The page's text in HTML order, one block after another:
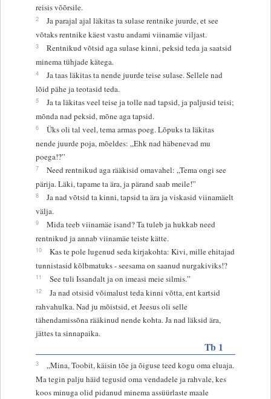
reisis võõrsile.
2
Ja parajal ajal läkitas ta sulase rentnike juurde, et see
võtaks rentnike käest vastu andami viinamäe viljast.
3
Rentnikud võtsid aga sulase kinni, peksid teda ja saatsid
minema tühjade kätega.
4
Ja taas läkitas ta nende juurde teise sulase. Sellele nad
lõid pähe ja teotasid teda.
5
Ja ta läkitas veel teise ja tolle nad tapsid, ja paljusid teisi;
mõnda nad peksid, mõne aga tapsid.
6
Üks oli tal veel, tema armas poeg. Lõpuks ta läkitas
nende juurde poja, mõeldes: „Ehk nad häbenevad mu
poega!?”
7
Need rentnikud aga rääkisid omavahel: „Tema ongi see
pärija. Läki, tapame ta ära, ja pärand saab meile!”
8
Ja nad võtsid ta kinni, tapsid ta ära ja viskasid viinamäelt
välja.
9
Mida teeb viinamäe isand? Ta tuleb ja hukkab need
rentnikud ja annab viinamäe teiste kätte.
10
Kas te pole lugenud seda kirjakohta: Kivi, mille ehitajad
tunnistasid kõlbmatuks - seesama on saanud nurgakiviks!?
11 See tuli Issandalt ja on imeasi meie silmis.”
12
Ja nad otsisid võimalust teda kinni võtta, ent kartsid
rahvahulka. Nad ju mõistsid, et Jeesus oli selle
tähendamissõna rääkinud nende kohta. Ja nad läksid ära,
jättes ta sinnapaika.
Tb 1
3
„Mina, Toobit, käisin tõe ja õiguse teed kogu oma eluaja.
Ma tegin palju häid tegusid oma vendadele ja rahvale, kes
koos minuga olid pidanud minema assüürlaste maale